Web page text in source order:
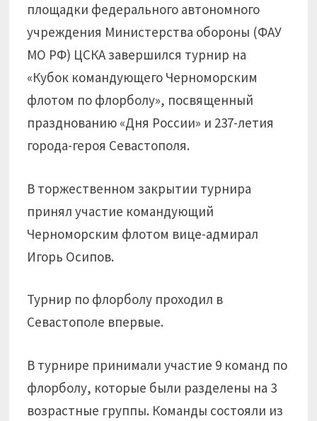
площадки федерального автономного
учреждения Министерства обороны (ФАУ
МО РФ) ЦСКА завершился турнир на
«Кубок командующего Черноморским
флотом по флорболу», посвященный
празднованию «Дня России» и 237-летия
города-героя Севастополя.
В торжественном закрытии турнира
принял участие командующий
Черноморским флотом вице-адмирал
Игорь Осипов.
Турнир по флорболу проходил в
Севастополе впервые.
В турнире принимали участие 9 команд по
флорболу, которые были разделены на 3
возрастные группы. Команды состояли из